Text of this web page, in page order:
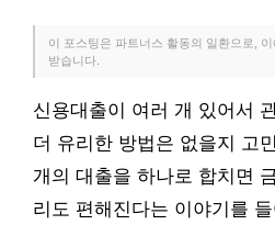
이 포스팅은 파트너스 활동의 일환으로,
받습니다.
신용대출이 여러 개 있어서
더 유리한 방법은 없을지 고
개의 대출을 하나로 합치면
리도 편해진다는 이야기를